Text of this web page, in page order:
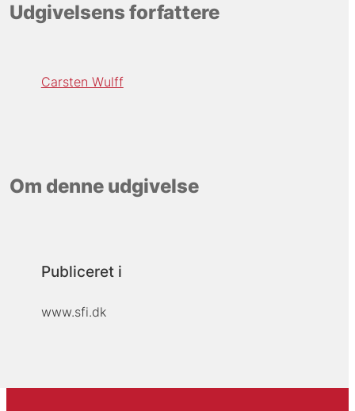
Udgivelsens forfattere
Carsten Wulff
Om denne udgivelse
Publiceret i
www.sfi.dk